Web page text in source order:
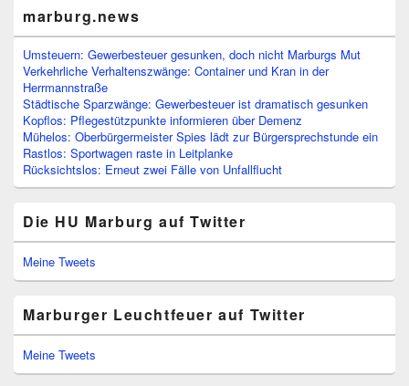
marburg.news
Umsteuern: Gewerbesteuer gesunken, doch nicht Marburgs Mut
Verkehrliche Verhaltenszwänge: Container und Kran in der
Herrmannstraße
Städtische Sparzwänge: Gewerbesteuer ist dramatisch gesunken
Kopflos: Pflegestützpunkte informieren über Demenz
Mühelos: Oberbürgermeister Spies lädt zur Bürgersprechstunde ein
Rastlos: Sportwagen raste in Leitplanke
Rücksichtslos: Erneut zwei Fälle von Unfallflucht
Die HU Marburg auf Twitter
Meine Tweets
Marburger Leuchtfeuer auf Twitter
Meine Tweets